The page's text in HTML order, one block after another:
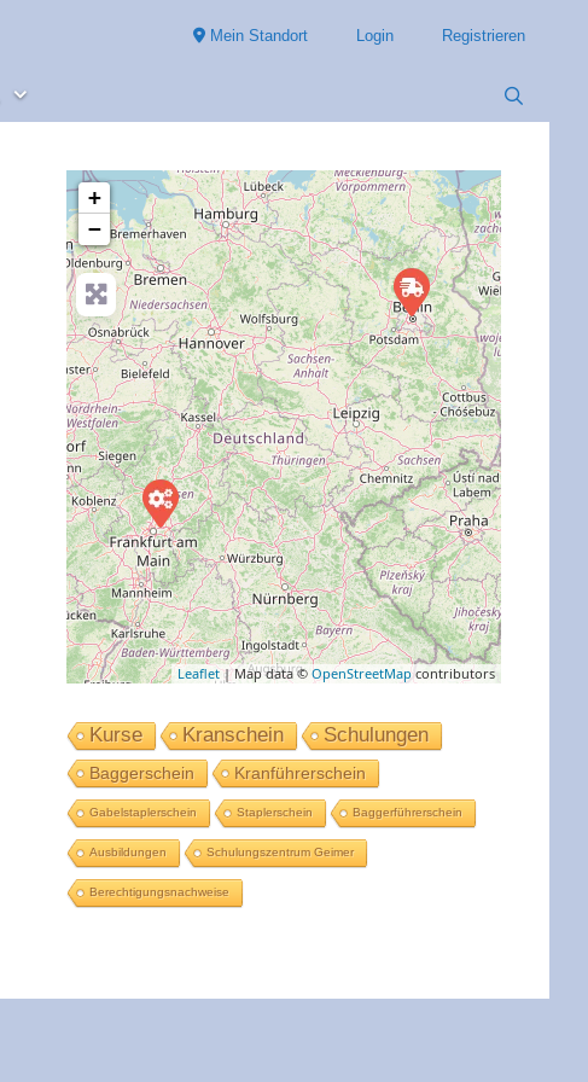
Mein Standort Login Registrieren
+
−
Leaflet| Map data © OpenStreetMapcontributors
Kurse Kranschein Schulungen
Baggerschein Kranführerschein
Gabelstaplerschein Staplerschein Baggerführerschein
Ausbildungen Schulungszentrum Geimer
Berechtigungsnachweise